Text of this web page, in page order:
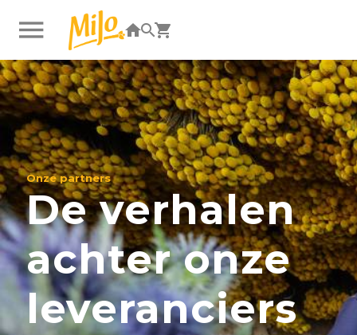
Inloggen|Registeren
Onze partners
De verhalen
achter onze
leveranciers